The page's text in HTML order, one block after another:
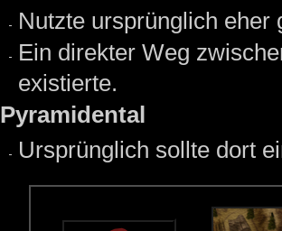
Nutzte ursprünglich eher
Ein direkter Weg
existierte.
Pyramidental
Ursprünglich sollte dort